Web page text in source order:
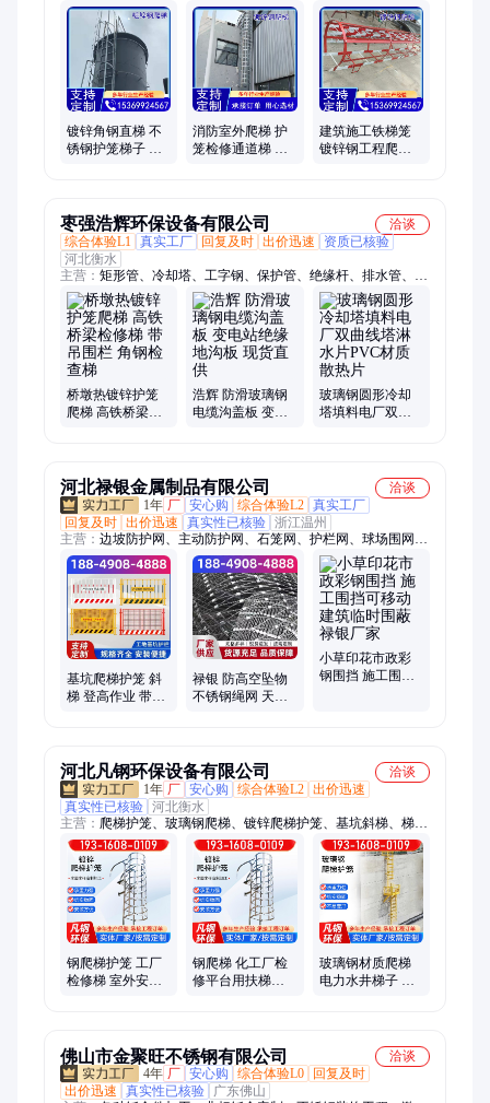
璃钢拉挤型材、拉挤型材
镀锌角钢直梯 不
锈钢护笼梯子 屋
消防室外爬梯 护
笼检修通道梯 不
建筑施工铁梯笼
镀锌钢工程爬梯
枣强浩辉环保设备有限公司
洽谈
综合体验L1
真实工厂 回复及时 出价迅速
资质已核验
河北衡水
主营： 矩形管、冷却塔、工字钢、保护管、绝缘杆、排水管、穿
线管、克拉管、树篦子、电除雾、防眩板、网格板、电缆管、波
纹管、异方管、阳极管、脱硫塔、电力管、100方管、标志桩、
方圆管、玻璃钢、mpp电力、化工罐、钢带管
桥墩热镀锌护笼
爬梯 高铁桥梁检
浩辉 防滑玻璃钢
电缆沟盖板 变电
玻璃钢圆形冷却
塔填料电厂双曲
河北禄银金属制品有限公司
洽谈
1年 厂 安心购 综合体验L2 真实工厂
回复及时 出价迅速 真实性已核验 浙江温州
主营： 边坡防护网、主动防护网、石笼网、护栏网、球场围网、
声屏障、锌钢护栏、刺绳、刀片刺绳、车间隔离护栏、基坑护
栏、防坠网、防风抑尘网、波形护栏、钢板网护栏、草坪护栏、
防抛网、铸铁护栏、市政护栏、工程围挡
基坑爬梯护笼 斜
梯 登高作业 带扶
禄银 防高空坠物
不锈钢绳网 天井
小草印花市政彩
钢围挡 施工围挡
河北凡钢环保设备有限公司
洽谈
1年 厂 安心购 综合体验L2 出价迅速
真实性已核验 河北衡水
主营： 爬梯护笼、玻璃钢爬梯、镀锌爬梯护笼、基坑斜梯、梯
笼、安全护笼爬梯、玻璃钢爬梯护笼、玻璃钢直梯护笼、玻璃钢
安全爬梯、热镀锌护笼爬梯、不锈钢爬梯、国标爬梯、图集爬
梯、基坑爬梯、安全防护笼
钢爬梯护笼 工厂
检修梯 室外安全
钢爬梯 化工厂检
修平台用扶梯直
玻璃钢材质爬梯
电力水井梯子 复
佛山市金聚旺不锈钢有限公司
洽谈
4年 厂 安心购 综合体验L0
回复及时
出价迅速
真实性已核验
广东佛山